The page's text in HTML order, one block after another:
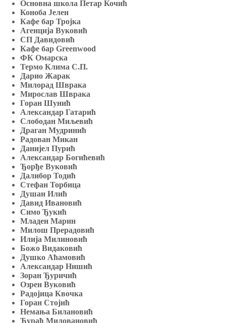
Основна школа Петар Кочић
Коноба Јелен
Кафе бар Тројкa
Агенција Вуковић
СП Давидовић
Кафе бар Greenwood
ФК Омарска
Термо Клима С.П.
Дарио Жарак
Милорад Шврака
Мирослав Шврака
Горан Шунић
Александар Гатарић
Слободан Миљевић
Драган Мудринић
Радован Микан
Данијел Пурић
Александар Богићевић
Ђорђе Вуковић
Далибор Тодић
Стефан Торбица
Душан Илић
Давид Ивановић
Симо Ђукић
Младен Марин
Милош Прерадовић
Илија Милиновић
Божо Видаковић
Душко Аћамовић
Александар Нишић
Зоран Ђуричић
Озрен Вуковић
Радојица Квочка
Горан Стојић
Немања Билановић
Ђурађ Миловановић